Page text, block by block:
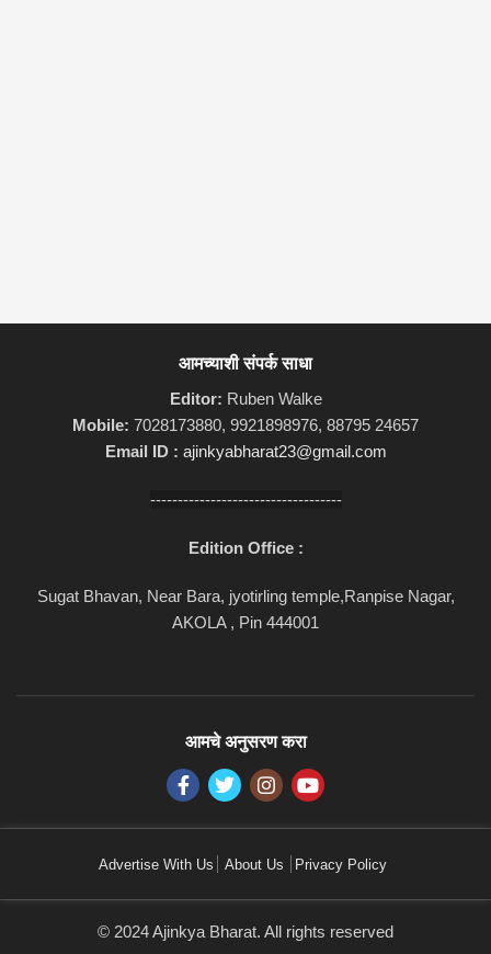
आमच्याशी संपर्क साधा
Editor: Ruben Walke
Mobile: 7028173880, 9921898976, 88795 24657
Email ID : ajinkyabharat23@gmail.com
-----------------------------------
Edition Office :
Sugat Bhavan, Near Bara, jyotirling temple,Ranpise Nagar,
AKOLA , Pin 444001
आमचे अनुसरण करा
Advertise With Us About Us Privacy Policy
© 2024 Ajinkya Bharat. All rights reserved